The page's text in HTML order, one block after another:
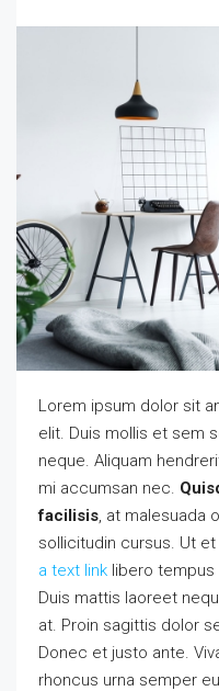
Lorem ipsum dolor sit
elit. Duis mollis et sem
neque. Aliquam
mi accumsan nec.
facilisis , at malesuada
sollicitudin cursus. Ut
a text link libero tempus
Duis mattis laoreet
at. Proin sagittis dolor
Donec et justo ante.
rhoncus urna semper